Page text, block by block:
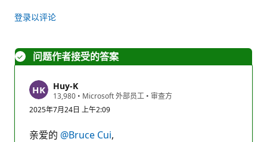
登录以评论
问题作者接受的答案
Huy-K
13,980 信
誉
分
• Microsoft 外部员工 • 审查方
2025年7月24日 上午2:09
亲爱的 @Bruce Cui,